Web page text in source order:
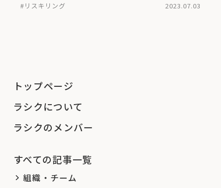
#リスキリング
2023.07.03
トップページ
ラシクについて
ラシクのメンバー
すべての記事一覧
組織・チーム